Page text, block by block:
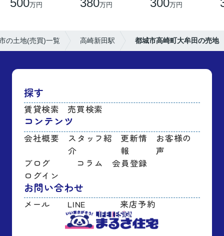
500万円 380万円 300万円
の土地(売買)一覧 高崎新田駅 都城市高崎町大牟田の売地
探す
賃貸検索 売買検索
コンテンツ
会社概要
スタッフ紹
介
更新情
報
お客様の
声
ブログ
コラム
会員登録
ログイン
お問い合わせ
メール LINE 来店予約